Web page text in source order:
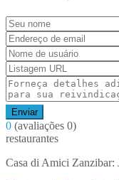
Enviar
0 (avaliações 0)
restaurantes
Casa di Amici Zanzibar: